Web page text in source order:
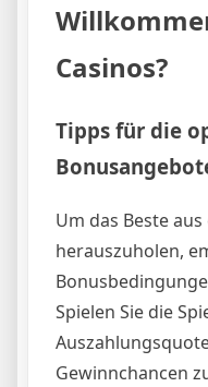
Casinos?
Tipps für die
Um das Beste
herauszuholen,
Spielen Sie die
Gewinnchancen